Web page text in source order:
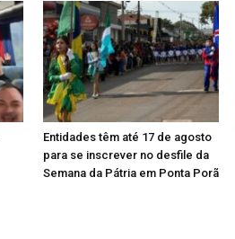
Entidades têm até 17 de agosto
para se inscrever no desfile da
Semana da Pátria em Ponta Porã